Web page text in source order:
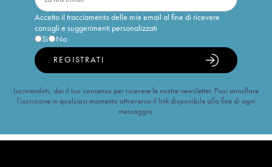
Accetto il tracciamento delle mie email al fine di ricevere
consigli e suggerimenti personalizzati
Sì
No
REGISTRATI
Iscrivendoti, dai il tuo consenso per ricevere le nostre newsletter. Puoi annullare
l’iscrizione in qualsiasi momento attraverso il link disponibile alla fine di ogni
messaggio.